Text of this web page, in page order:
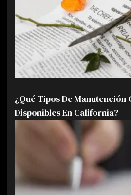
¿Qué Tipos De Manutención
Disponibles En California?